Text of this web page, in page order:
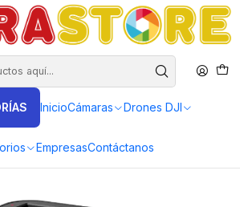
InicioCámaras Drones DJI
EmpresasContáctanos
EXCLUSIVOS INSTA360, GOPRO, DJI
Cámaras de Acción y Deporte
One X3
Insta360 One X3 para 3 baterias